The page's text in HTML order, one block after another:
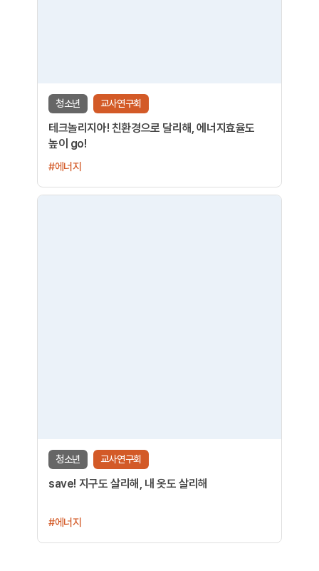
청소년 교사연구회
테크놀리지아! 친환경으로 달리해, 에너지효율도
높이 go!
#에너지
청소년 교사연구회
save! 지구도 살리해, 내 옷도 살리해
#에너지